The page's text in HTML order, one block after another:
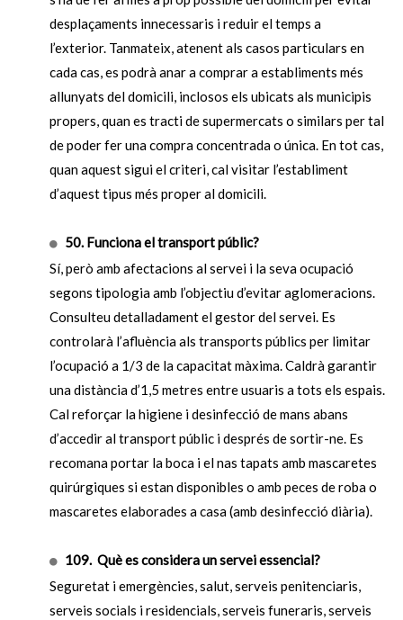
desplaçaments innecessaris i reduir el temps a
l’exterior. Tanmateix, atenent als casos particulars en
cada cas, es podrà anar a comprar a establiments més
allunyats del domicili, inclosos els ubicats als municipis
propers, quan es tracti de supermercats o similars per tal
de poder fer una compra concentrada o única. En tot cas,
quan aquest sigui el criteri, cal visitar l’establiment
d’aquest tipus més proper al domicili.
50. Funciona el transport públic?
Sí, però amb afectacions al servei i la seva ocupació
segons tipologia amb l’objectiu d’evitar aglomeracions.
Consulteu detalladament el gestor del servei. Es
controlarà l’afluència als transports públics per limitar
l’ocupació a 1/3 de la capacitat màxima. Caldrà garantir
una distància d’1,5 metres entre usuaris a tots els espais.
Cal reforçar la higiene i desinfecció de mans abans
d’accedir al transport públic i després de sortir-ne. Es
recomana portar la boca i el nas tapats amb mascaretes
quirúrgiques si estan disponibles o amb peces de roba o
mascaretes elaborades a casa (amb desinfecció diària).
109. Què es considera un servei essencial?
Seguretat i emergències, salut, serveis penitenciaris,
serveis socials i residencials, serveis funeraris, serveis